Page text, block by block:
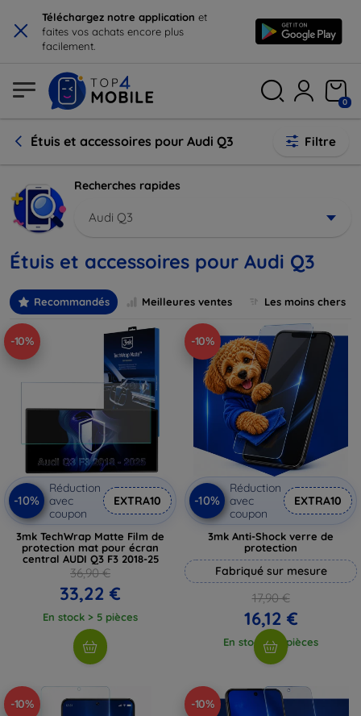
× Téléchargez notre application et
faites vos achats encore plus
facilement.
0
Étuis et accessoires pour Audi Q3 Filtre
Recherches rapides
Audi Q3
Étuis et accessoires pour Audi Q3
Recommandés Meilleures ventes Les moins chers
-10%
-10%
Réduction
avec
coupon
EXTRA10
3mk TechWrap Matte Film de
protection mat pour écran
central AUDI Q3 F3 2018-25
36,90 €
33,22 €
En stock > 5 pièces
-10%
-10%
Réduction
avec
coupon
EXTRA10
3mk Anti-Shock verre de
protection
Fabriqué sur mesure
17,90 €
16,12 €
En stock > 5 pièces
-10% -10%